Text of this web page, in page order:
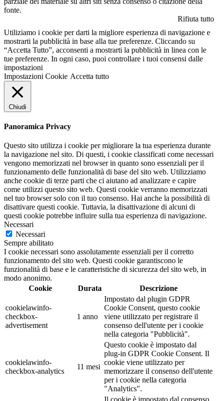
fonte.
Rifiuta tutto
Utiliziamo i cookie per darti la migliore esperienza di navigazione e
mostrarti la pubblicità in base alla tue preferenze. Cliccando su
“Accetta Tutto”, acconsenti a mostrarti la pubblicità in linea con le
tue preferenze. In ogni caso, puoi controllare i tuoi consensi dalle
impostazioni
Impostazioni Cookie Accetta tutto
Chiudi
Panoramica Privacy
Questo sito utilizza i cookie per migliorare la tua esperienza durante
la navigazione nel sito. Di questi, i cookie classificati come necessari
vengono memorizzati nel browser in quanto sono essenziali per il
funzionamento delle funzionalità di base del sito web. Utilizziamo
anche cookie di terze parti che ci aiutano ad analizzare e capire
come utilizzi questo sito web. Questi cookie verranno memorizzati
nel tuo browser solo con il tuo consenso. Hai anche la possibilità di
disattivare questi cookie. Tuttavia, la disattivazione di alcuni di
questi cookie potrebbe influire sulla tua esperienza di navigazione.
Necessari
Necessari
Sempre abilitato
I cookie necessari sono assolutamente essenziali per il corretto
funzionamento del sito web. Questi cookie garantiscono le
funzionalità di base e le caratteristiche di sicurezza del sito web, in
modo anonimo.
Cookie
Durata Descrizione
cookielawinfo-
checkbox-
advertisement
1 anno
Impostato dal plugin GDPR
Cookie Consent, questo cookie
viene utilizzato per registrare il
consenso dell'utente per i cookie
nella categoria "Pubblicità".
cookielawinfo-
checkbox-analytics
11 mesi
Questo cookie è impostato dal
plug-in GDPR Cookie Consent. Il
cookie viene utilizzato per
memorizzare il consenso dell'utente
per i cookie nella categoria
"Analytics".